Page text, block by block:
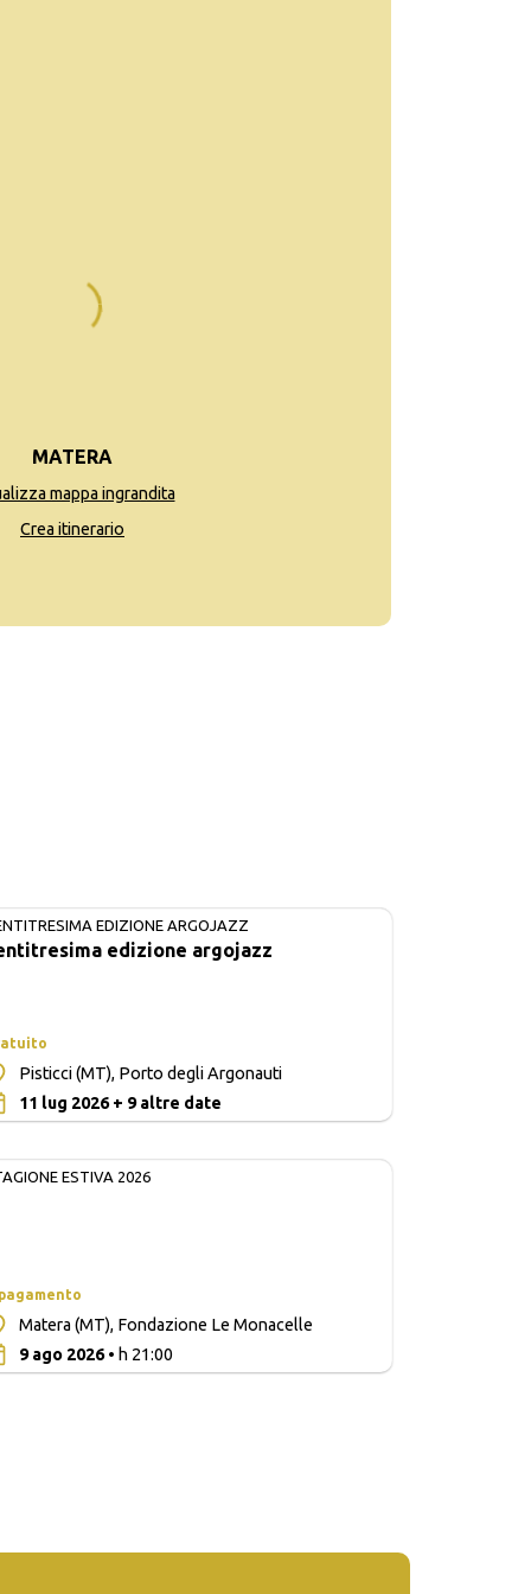
MATERA
mappa ingrandita
Crea itinerario
EDIZIONE ARGOJAZZ
edizione argojazz
Pisticci (MT), Porto degli Argonauti
11 lug 2026 + 9 altre date
ESTIVA 2026
Matera (MT), Fondazione Le Monacelle
9 ago 2026• h 21:00